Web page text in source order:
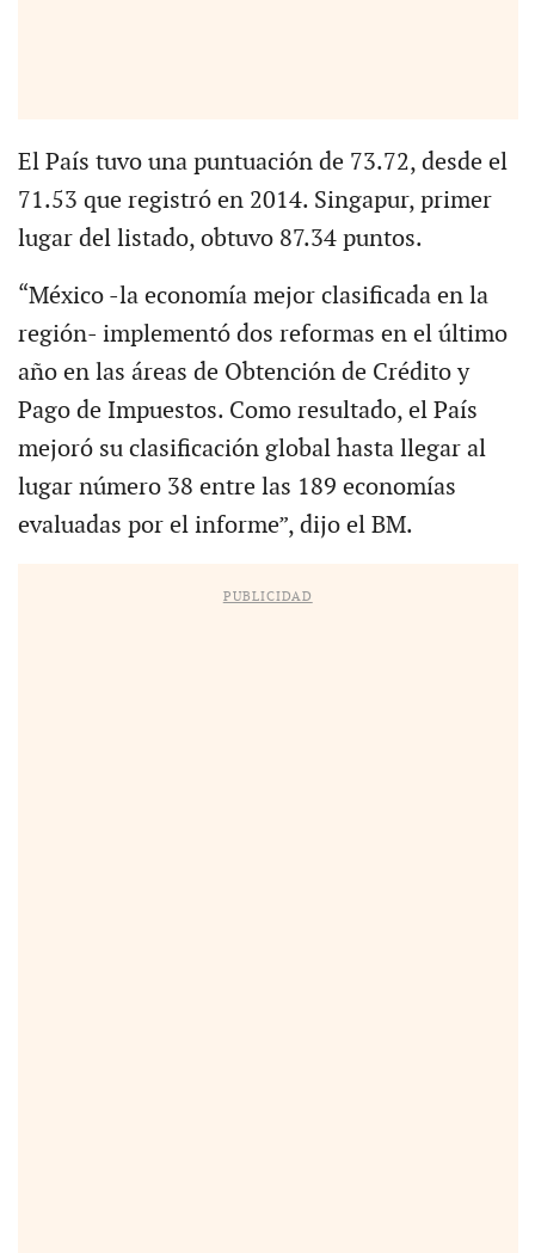
El País tuvo una puntuación de 73.72, desde el
71.53 que registró en 2014. Singapur, primer
lugar del listado, obtuvo 87.34 puntos.
“México -la economía mejor clasificada en la
región- implementó dos reformas en el último
año en las áreas de Obtención de Crédito y
Pago de Impuestos. Como resultado, el País
mejoró su clasificación global hasta llegar al
lugar número 38 entre las 189 economías
evaluadas por el informe”, dijo el BM.
PUBLICIDAD